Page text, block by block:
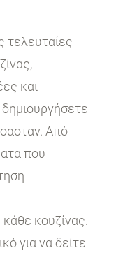
τελευταίες
και
Από
που
κουζίνας.
για να δείτε